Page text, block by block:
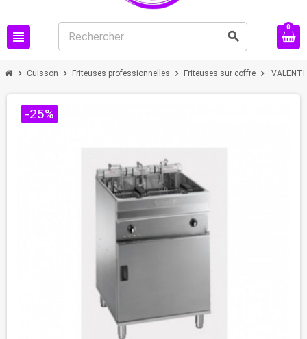
view_headline search
0
chevron_right Cuisson chevron_right Friteuses professionnelles chevron_right Friteuses sur coffre chevron_right
-25%